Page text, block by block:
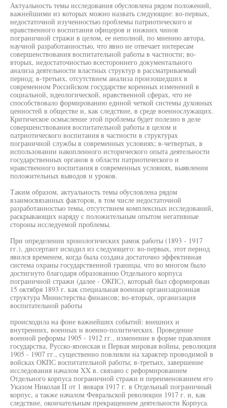
Актуальность темы исследования обусловлена рядом положений,
важнейшими из которых можно назвать следующие: во-первых,
недостаточной изученностью проблемы патриотического и
нравственного воспитания офицеров и нижних чинов
пограничной стражи в целом, ее неполной, по мнению автора,
научной разработанностью, что явно не отвечает интересам
совершенствования воспитательной работы в частности; во-
вторых, недостаточностью всестороннего документального
анализа деятельности властных структур в рассматриваемый
период; в-третьих, отсутствием анализа произошедших в
современном Российском государстве коренных изменений в
социальной, идеологической, нравственной сферах, что не
способствовало формированию единой четкой системы духовных
ценностей в обществе и, как следствие, в среде военнослужащих.
Критическое осмысление этой проблемы будет полезно в деле
совершенствования воспитательной работы в целом и
патриотического воспитания в частности в структурах
пограничной службы в современных условиях; в-четвертых, в
использовании накопленного исторического опыта деятельности
государственных органов в области патриотического и
нравственного воспитания в современных условиях, выявлении
положительных выводов и уроков.
Таким образом, актуальность темы обусловлена рядом
взаимосвязанных факторов, в том числе недостаточной
разработанностью темы, отсутствием комплексных исследований,
раскрывающих наряду с положительным опытом негативные
стороны исследуемой проблемы.
При определении хронологических рамок работы (1893 - 1917
гг.), диссертант исходил из следующего: во-первых, этот период
явился временем, когда была создана достаточно эффективная
система охраны государственной границы, что во многом было
достигнуто благодаря образованию Отдельного корпуса
пограничной стражи (далее - ОКПС), который был сформирован
15 октября 1893 г. как специальная военная организационная
структура Министерства финансов; во-вторых, организация
воспитательной работы
происходила на фоне важнейших событий: внешних и
внутренних, военных и военно-политических. Проведение
военной реформы 1905 - 1912 гг., изменение в форме правления
государства, Русско-японская и Первая мировая войны, революция
1905 - 1907 гг., существенно повлияли на характер проводимой в
войсках ОКПС воспитательной работы; в-третьих, завершение
исследования началом XX в. связано с реформированием
Отдельного корпуса пограничной стражи и переименованием его
Указом Николая II от 1 января 1917 г. в Отдельный пограничный
корпус, а также началом Февральской революции 1917 г. и, как
следствие, окончательным прекращением деятельности Корпуса.